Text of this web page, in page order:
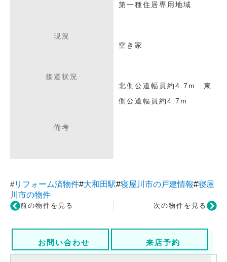
第一種住居専用地域
現況
空き家
接道状況
北側公道幅員約4.7m 東
側公道幅員約4.7m
備考
#リフォーム済物件#大和田駅#寝屋川市の戸建情報#寝屋
川市の物件
前の物件を見る 次の物件を見る
お問い合わせ 来店予約